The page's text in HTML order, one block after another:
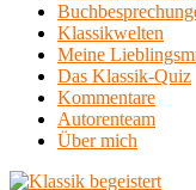
Klassikwelten
Meine
Das Klassik-Quiz
Kommentare
Autorenteam
Über mich